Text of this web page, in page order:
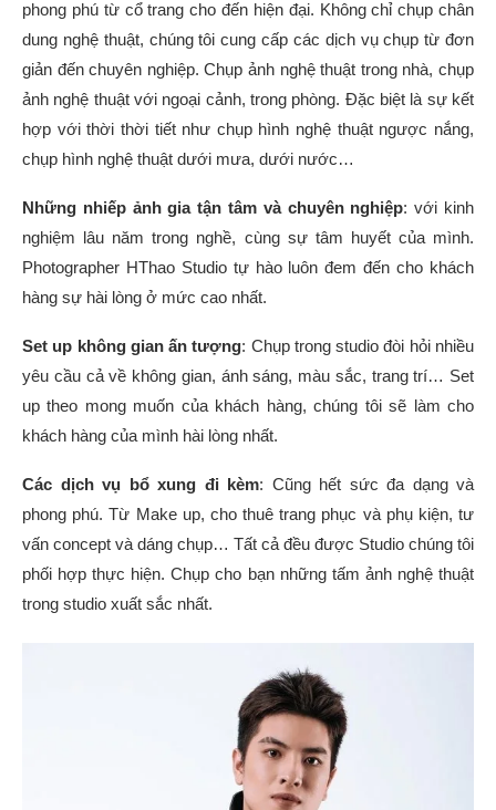
phong phú từ cổ trang cho đến hiện đại. Không chỉ chụp chân
dung nghệ thuật, chúng tôi cung cấp các dịch vụ chụp từ đơn
giản đến chuyên nghiệp. Chụp ảnh nghệ thuật trong nhà, chụp
ảnh nghệ thuật với ngoại cảnh, trong phòng. Đặc biệt là sự kết
hợp với thời thời tiết như chụp hình nghệ thuật ngược nắng,
chụp hình nghệ thuật dưới mưa, dưới nước…
Những nhiếp ảnh gia tận tâm và chuyên nghiệp: với kinh
nghiệm lâu năm trong nghề, cùng sự tâm huyết của mình.
Photographer HThao Studio tự hào luôn đem đến cho khách
hàng sự hài lòng ở mức cao nhất.
Set up không gian ấn tượng: Chụp trong studio đòi hỏi nhiều
yêu cầu cả về không gian, ánh sáng, màu sắc, trang trí… Set
up theo mong muốn của khách hàng, chúng tôi sẽ làm cho
khách hàng của mình hài lòng nhất.
Các dịch vụ bổ xung đi kèm: Cũng hết sức đa dạng và
phong phú. Từ Make up, cho thuê trang phục và phụ kiện, tư
vấn concept và dáng chụp… Tất cả đều được Studio chúng tôi
phối hợp thực hiện. Chụp cho bạn những tấm ảnh nghệ thuật
trong studio xuất sắc nhất.